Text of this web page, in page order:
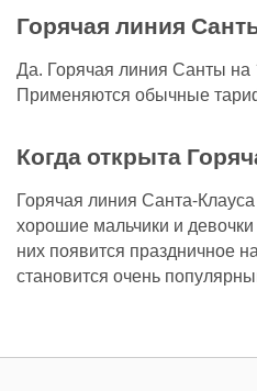
Горячая линия
Да. Горячая линия Санты на
Применяются обычные
Когда открыта
Горячая линия Санта-
хорошие мальчики и девочки
них появится праздничное
становится очень